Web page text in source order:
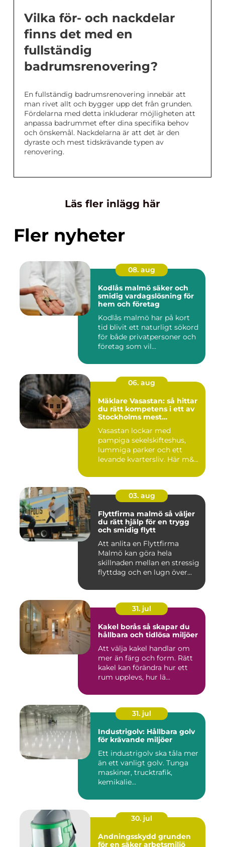
Vilka för- och nackdelar
finns det med en
fullständig
badrumsrenovering?
En fullständig badrumsrenovering innebär att
man rivet allt och bygger upp det från grunden.
Fördelarna med detta inkluderar möjligheten att
anpassa badrummet efter dina specifika behov
och önskemål. Nackdelarna är att det är den
dyraste och mest tidskrävande typen av
renovering.
Läs fler inlägg här
Fler nyheter
08. aug
Kodlås malmö säker och
smidig vardagslösning för
hem och företag
Kodlås malmö har på kort
tid blivit ett naturligt sökord
för både privatpersoner och
företag som vil...
06. aug
Mäklare Vasastan: så hittar
du rätt kompetens i ett av
Stockholms mest
Vasastan lockar med
pampiga sekelskifteshus,
lummiga parker och ett
levande kvartersliv. Här m&...
03. aug
Flyttfirma malmö så väljer
du rätt hjälp för en trygg
och smidig flytt
Att anlita en Flyttfirma
Malmö kan göra hela
skillnaden mellan en stressig
flyttdag och en lugn över...
31. jul
Kakel borås så skapar du
hållbara och tidlösa miljöer
Att välja kakel handlar om
mer än färg och form. Rätt
kakel kan förändra hur ett
rum upplevs, hur lä...
31. jul
Industrigolv: Hållbara golv
för krävande miljöer
Ett industrigolv ska tåla mer
än ett vanligt golv. Tunga
maskiner, trucktrafik,
kemikalie...
30. jul
Andningsskydd grunden
för en säker arbetsmiljö